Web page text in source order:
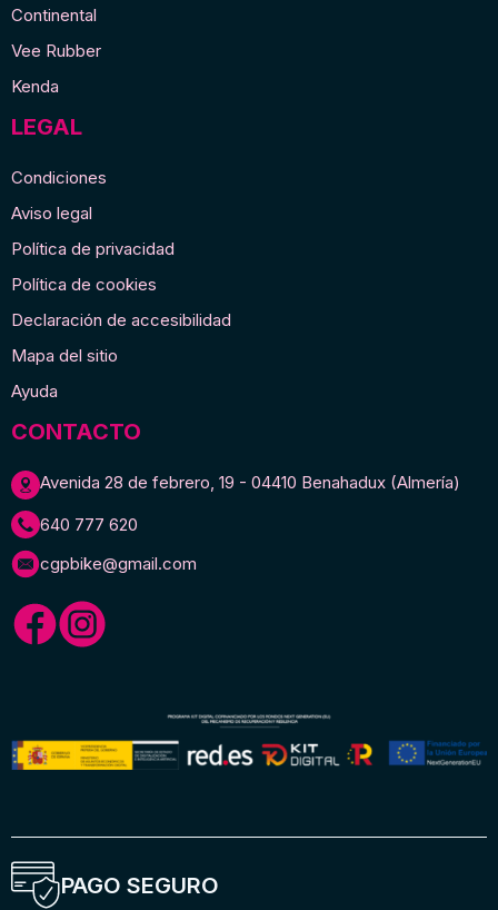
Continental
Vee Rubber
Kenda
LEGAL
Condiciones
Aviso legal
Política de privacidad
Política de cookies
Declaración de accesibilidad
Mapa del sitio
Ayuda
CONTACTO
Avenida 28 de febrero, 19 - 04410 Benahadux (Almería)
640 777 620
cgpbike@gmail.com
PAGO SEGURO